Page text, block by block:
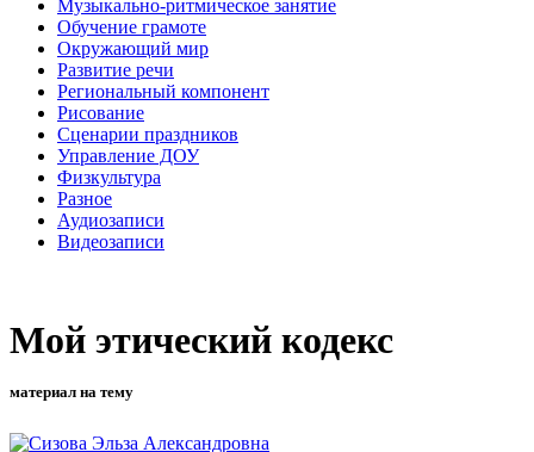
Музыкально-ритмическое занятие
Обучение грамоте
Окружающий мир
Развитие речи
Региональный компонент
Рисование
Сценарии праздников
Управление ДОУ
Физкультура
Разное
Аудиозаписи
Видеозаписи
Мой этический кодекс
материал на тему